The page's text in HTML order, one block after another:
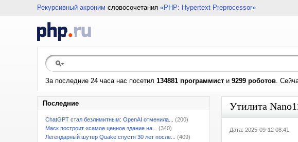
Рекурсивный акроним словосочетания «PHP: Hypertext Preprocessor»
За последние 24 часа нас посетил 134881 программист и 9299 роботов.
Последние
ChatGPT стал безлимитным: OpenAI отменила...
(200)
Маск построит «самое ценное здание на...
(340)
Легендарный шутер Quake спустя 30 лет после...
(409)
Утилита
Дата: 2025-09-12 08:41